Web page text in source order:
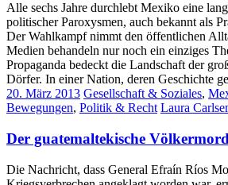
Alle sechs Jahre durchlebt Mexiko eine
politischer Paroxysmen, auch bekannt als
Der Wahlkampf nimmt den öffentlichen
Medien behandeln nur noch ein einziges
Propaganda bedeckt die Landschaft der
Dörfer. In einer Nation, deren Geschichte
20. März 2013 Gesellschaft & Soziales,
Bewegungen, Politik & Recht Laura
Der guatemaltekische
Die Nachricht, dass General Efraín Ríos